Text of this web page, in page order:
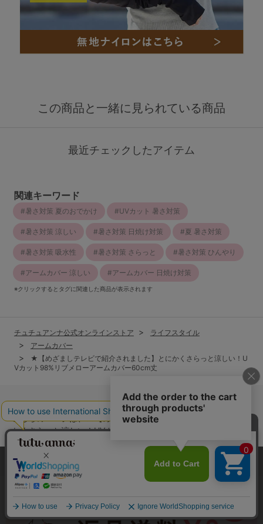
この商品と一緒に見られている商品
最近チェックしたアイテム
関連キーワード
暑さ対策 夏のおでかけ UVカット 暑さ対策
暑さ対策 涼しい 暑さ対策 日焼け対策 夏 暑さ対策
暑さ対策 吸水性 暑さ対策 さらっと 暑さ対策 ひんやり
アームカバー 涼しい アームカバー 日焼け対策
※クリックするとタグに関連した商品が表示されます
チュチュアンナ公式オンラインストア
ライフスタイル
アームカバー
★【めざましテレビで紹介されました】とにかくさらっと涼しい！U
Vカット98%リブメローアームカバー60cm丈
tutuannaオリジナルの商品を扱っている公式通販サイトです。
こちらのページは、★【めざましテレビで紹介されました】とに
かくさらっと涼しい！UVカット98%リブメローアームカバー60
cm丈というライフスタイル
他にも、多数の
に関する商品を扱っています。
本サイトでは、より快適にご利用いただけるようCookieを利用し
ています。詳細については
プライバシポリシー
をご確認くださ
い。
承諾する